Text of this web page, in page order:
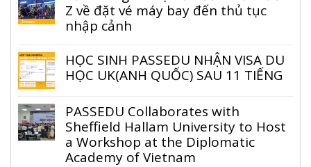
Z về đặt vé máy bay đến thủ tục
nhập cảnh
HỌC SINH PASSEDU NHẬN VISA DU
HỌC UK(ANH QUỐC) SAU 11 TIẾNG
PASSEDU Collaborates with
Sheffield Hallam University to Host
a Workshop at the Diplomatic
Academy of Vietnam